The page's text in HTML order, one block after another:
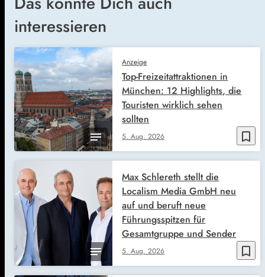
interessieren
bookmark_border
Anzeige
5. Aug. 2026
Top-Freizeitattraktionen in
München: 12 Highlights, die
Touristen wirklich sehen
sollten
bookmark_border
5. Aug. 2026
Max Schlereth stellt die
Localism Media GmbH neu
auf und beruft neue
Führungsspitzen für
Gesamtgruppe und Sender